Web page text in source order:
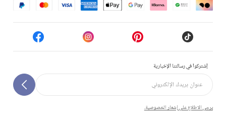
إشتركوا في رسالتنا الإخبارية
يرجى الاطلاع على إشعار الخصوصية.